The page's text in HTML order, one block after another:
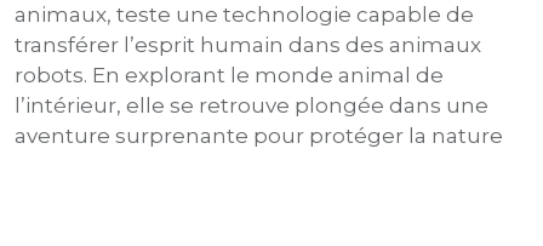
animaux, teste une technologie capable de
transférer l’esprit humain dans des animaux
robots. En explorant le monde animal de
l’intérieur, elle se retrouve plongée dans une
aventure surprenante pour protéger la nature